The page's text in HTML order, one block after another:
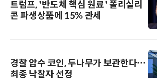
트럼프, '반도체 핵심 원료' 폴리실리
콘 파생상품에 15% 관세
경찰 압수 코인, 두나무가 보관한다…
최종 낙찰자 선정